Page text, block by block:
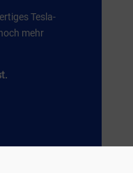
Tesla-
mehr